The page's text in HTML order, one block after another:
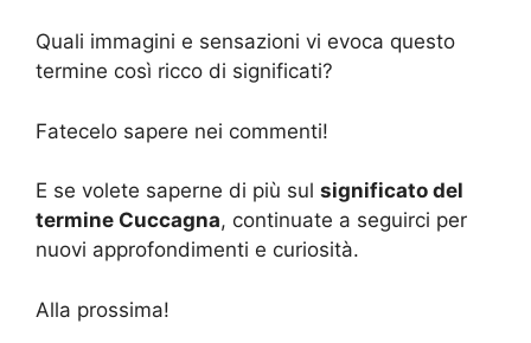
Quali immagini e sensazioni vi evoca questo
termine così ricco di significati?
Fatecelo sapere nei commenti!
E se volete saperne di più sul significato del
termine Cuccagna, continuate a seguirci per
nuovi approfondimenti e curiosità.
Alla prossima!